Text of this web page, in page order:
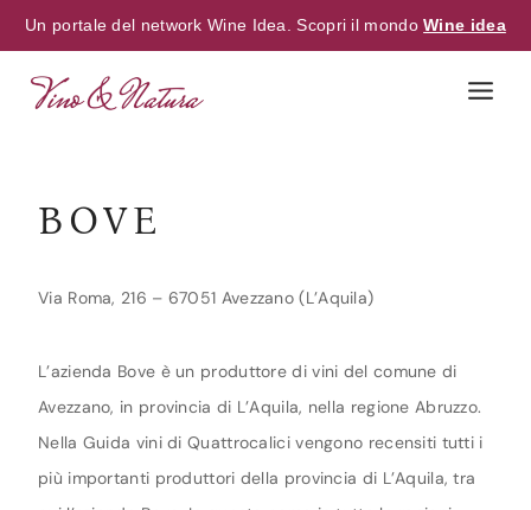
Un portale del network Wine Idea. Scopri il mondoWine idea
BOVE
Via Roma, 216 – 67051 Avezzano (L’Aquila)
L’azienda Bove è un produttore di vini del comune di
Avezzano, in provincia di L’Aquila, nella regione Abruzzo.
Nella Guida vini di Quattrocalici vengono recensiti tutti i
più importanti produttori della provincia di L’Aquila, tra